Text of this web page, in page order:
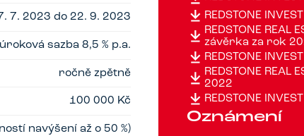
7. 2023 do 22. 9. 2023
sazba 8,5 % p.a.
ročně zpětně
100 000 Kč
navýšení až o 50 %)
REDSTONE
REDSTONE
závěrka za rok
REDSTONE
REDSTONE
2022
REDSTONE
Oznámení